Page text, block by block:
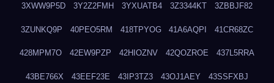
3XWW9P5D 3Y2Z2FMH 3YXUATB4 3Z3344KT 3ZBBJF82
3ZUNKQ9P 40PEO5RM 418TPYOG 41A6AQPI 41CR68ZC
428MPM7O 42EW9PZP 42HIOZNV 42QOZROE 437L5RRA
43BE766X 43EEF23E 43IP3TZ3 43OJ1AEY 43SSFXBJ